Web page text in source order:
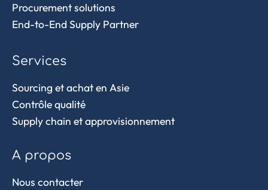
Procurement solutions
End-to-End Supply Partner
Services
Sourcing et achat en Asie
Contrôle qualité
Supply chain et approvisionnement
A propos
Nous contacter